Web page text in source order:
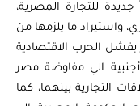
للتجارة المصرية،
ما يلزمها من
بفشل الحرب الاقتصادية
الي مفاوضة مصر
التجارية بينهما، كما